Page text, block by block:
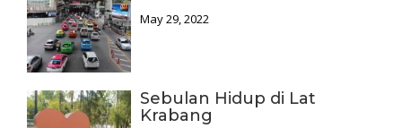
May 29, 2022
Sebulan Hidup di Lat
Krabang